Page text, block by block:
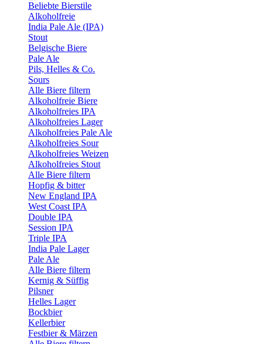
Beliebte Bierstile
Alkoholfreie
India Pale Ale (IPA)
Stout
Belgische Biere
Pale Ale
Pils, Helles & Co.
Sours
Alle Biere filtern
Alkoholfreie Biere
Alkoholfreies IPA
Alkoholfreies Lager
Alkoholfreies Pale Ale
Alkoholfreies Sour
Alkoholfreies Weizen
Alkoholfreies Stout
Alle Biere filtern
Hopfig & bitter
New England IPA
West Coast IPA
Double IPA
Session IPA
Triple IPA
India Pale Lager
Pale Ale
Alle Biere filtern
Kernig & Süffig
Pilsner
Helles Lager
Bockbier
Kellerbier
Festbier & Märzen